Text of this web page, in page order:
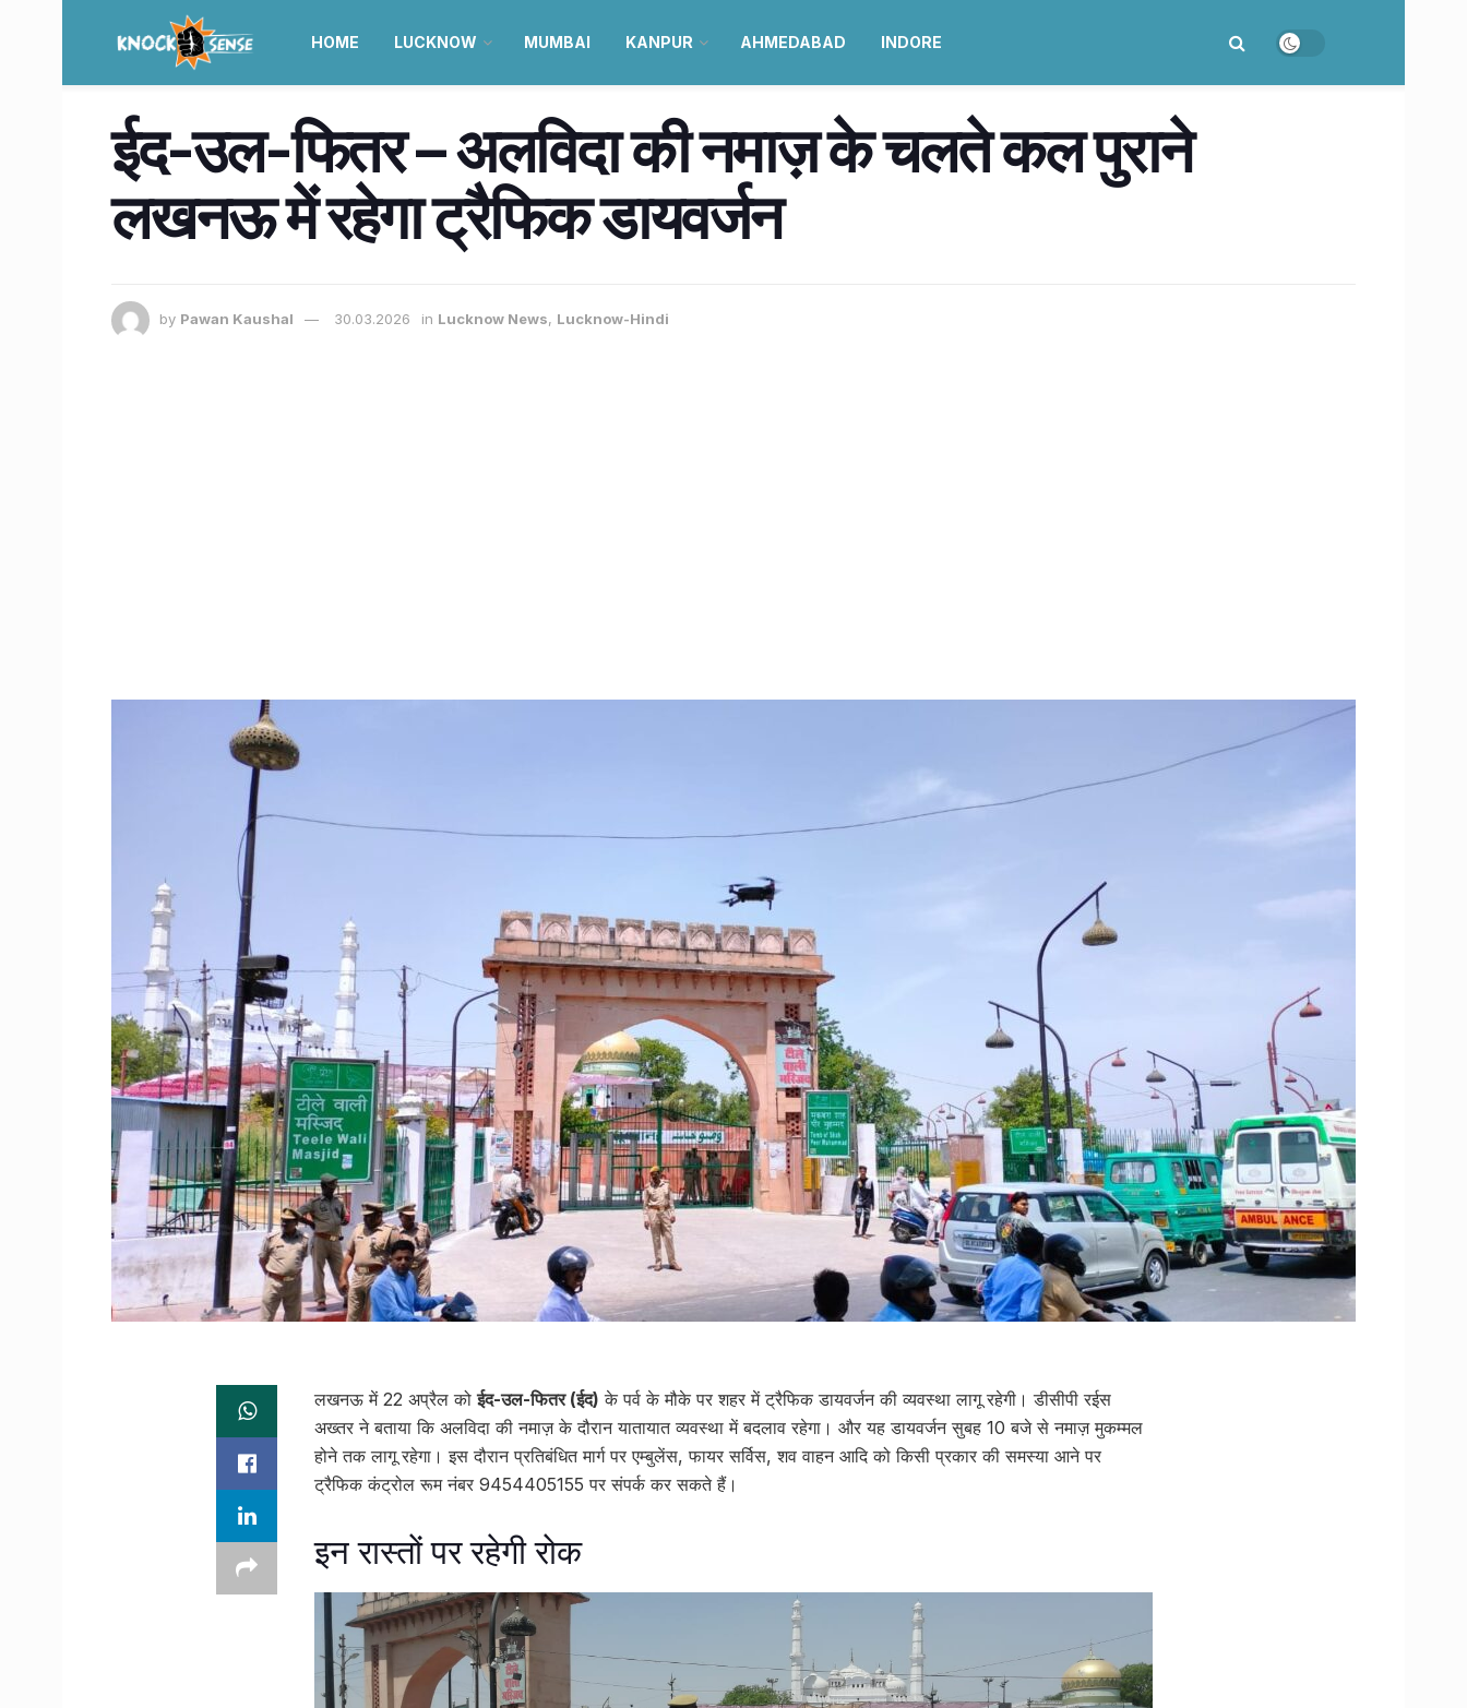
HOME LUCKNOW MUMBAI KANPUR AHMEDABAD INDORE
ईद-उल-फितर – अलविदा की नमाज़ के चलते कल पुराने
लखनऊ में रहेगा ट्रैफिक डायवर्जन
by Pawan Kaushal 30.03.2026 in Lucknow News, Lucknow-Hindi
लखनऊ में 22 अप्रैल कोईद-उल-फितर (ईद) के पर्व के मौके पर शहर में ट्रैफिक डायवर्जन की व्यवस्था लागू रहेगी। डीसीपी रईस
अख्तर ने बताया कि अलविदा की नमाज़ के दौरान यातायात व्यवस्था में बदलाव रहेगा। और यह डायवर्जन सुबह 10 बजे से नमाज़ मुकम्मल
होने तक लागू रहेगा। इस दौरान प्रतिबंधित मार्ग पर एम्बुलेंस, फायर सर्विस, शव वाहन आदि को किसी प्रकार की समस्या आने पर
ट्रैफिक कंट्रोल रूम नंबर 9454405155 पर संपर्क कर सकते हैं।
इन रास्तों पर रहेगी रोक